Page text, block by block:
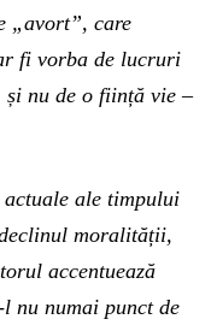
„avort”, care
fi vorba de lucruri
nu de o ființă vie –
ale timpului
moralității,
accentuează
nu numai punct de